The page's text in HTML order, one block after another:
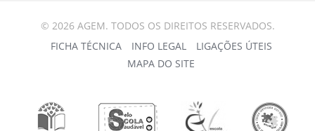
© 2026 AGEM. TODOS OS DIREITOS RESERVADOS.
FICHA TÉCNICA
INFO LEGAL
LIGAÇÕES ÚTEIS
MAPA DO SITE